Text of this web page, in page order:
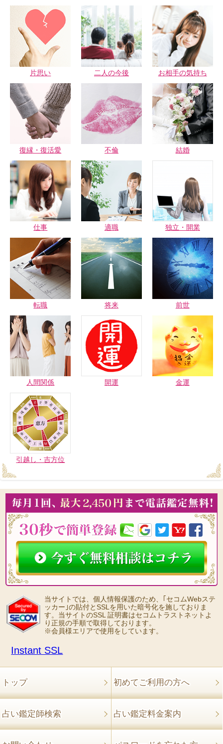
片思い 二人の今後 お相手の気持ち
復縁・復活愛 不倫 結婚
仕事 適職 独立・開業
転職 将来 前世
人間関係 開運 金運
引越し・吉方位
当サイトでは、個人情報保護のため、｢セコムWebステ
ッカー｣の貼付とSSLを用いた暗号化を施しておりま
す。当サイトのSSL 証明書はセコムトラストネットよ
り正規の手順で取得しております。
※会員様エリアで使用をしています。
Instant SSL
トップ 初めてご利用の方へ
占い鑑定師検索 占い鑑定料金案内